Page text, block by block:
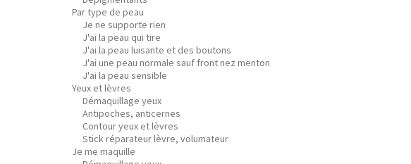
Par type de peau
Je ne supporte rien
J'ai la peau qui tire
J'ai la peau luisante et des boutons
J'ai une peau normale sauf front nez menton
J'ai la peau sensible
Yeux et lèvres
Démaquillage yeux
Antipoches, anticernes
Contour yeux et lèvres
Stick réparateur lèvre, volumateur
Je me maquille